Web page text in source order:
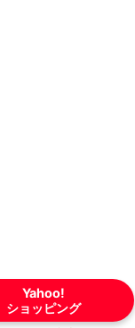
Yahoo!
ショッピング